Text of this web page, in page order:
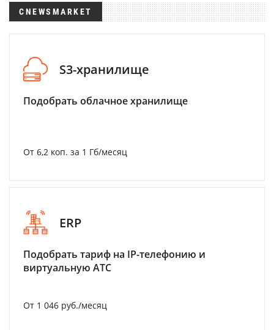
CNEWSMARKET
S3-хранилище
Подобрать облачное хранилище
От 6,2 коп. за 1 Гб/месяц
ERP
Подобрать тариф на IP-телефонию и
виртуальную АТС
От 1 046 руб./месяц